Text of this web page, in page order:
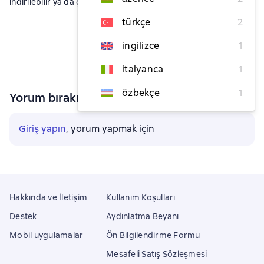
türkçe
2
ingilizce
1
italyanca
1
özbekçe
1
Yorum bırakın
Giriş yapın, yorum yapmak için
Hakkında ve İletişim
Destek
Mobil uygulamalar
Kullanım Koşulları
Aydınlatma Beyanı
Ön Bilgilendirme Formu
Mesafeli Satış Sözleşmesi